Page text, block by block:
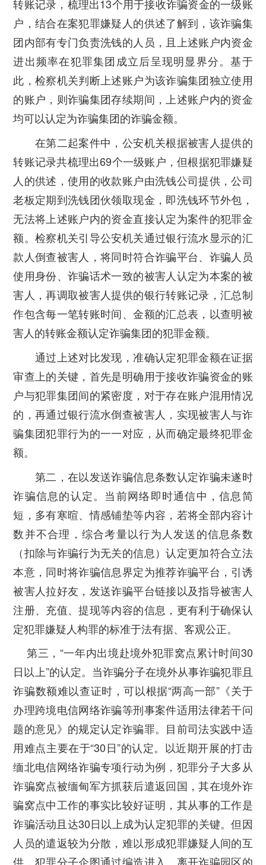
转账记录，梳理出13个用于接收诈骗资金的一级账
户，结合在案犯罪嫌疑人的供述了解到，该诈骗集
团内部有专门负责洗钱的人员，且上述账户内资金
进出频率在犯罪集团成立后呈现明显界分。基于
此，检察机关判断上述账户为该诈骗集团独立使用
的账户，则诈骗集团存续期间，上述账户内的资金
均可以认定为诈骗集团的诈骗金额。
在第二起案件中，公安机关根据被害人提供的
转账记录共梳理出69个一级账户，但根据犯罪嫌疑
人的供述，使用的收款账户由洗钱公司提供，公司
老板定期到洗钱团伙领取现金，即洗钱环节外包，
无法将上述账户内的资金直接认定为案件的犯罪金
额。检察机关引导公安机关通过银行流水显示的汇
款人倒查被害人，将同时符合诈骗平台、诈骗人员
使用身份、诈骗话术一致的被害人认定为本案的被
害人，再调取被害人提供的银行转账记录，汇总制
作包含每一笔转账时间、金额的汇总表，以查明被
害人的转账金额认定诈骗集团的犯罪金额。
通过上述对比发现，准确认定犯罪金额在证据
审查上的关键，首先是明确用于接收诈骗资金的账
户与犯罪集团间的紧密度，对于存在账户混用情况
的，再通过银行流水倒查被害人，实现被害人与诈
骗集团犯罪行为的一一对应，从而确定最终犯罪金
额。
第二，在以发送诈骗信息条数认定诈骗未遂时
诈骗信息的认定。当前网络即时通信中，信息简
短，多有寒暄、情感铺垫等内容，若将全部内容计
数并不合理，综合考量以行为人发送的信息条数
（扣除与诈骗行为无关的信息）认定更加符合立法
本意，同时将诈骗信息界定为推荐诈骗平台，引诱
被害人拉好友，发送诈骗平台链接以及指导被害人
注册、充值、提现等内容的信息，更有利于确保认
定犯罪嫌疑人构罪的标准于法有据、客观公正。
第三，“一年内出境赴境外犯罪窝点累计时间30
日以上”的认定。当诈骗分子在境外从事诈骗犯罪且
诈骗数额难以查证时，可以根据“两高一部”《关于
办理跨境电信网络诈骗等刑事案件适用法律若干问
题的意见》的规定认定诈骗罪。目前司法实践中适
用难点主要在于“30日”的认定。以近期开展的打击
缅北电信网络诈骗专项行动为例，犯罪分子大多从
诈骗窝点被缅甸军方抓获后遣返回国，其在境外诈
骗窝点中工作的事实比较好证明，其从事的工作是
诈骗活动且达30日以上成为认定犯罪的关键。但因
人员的遣返较为分散，难以形成犯罪嫌疑人间的互
供，犯罪分子企图通过编造进入、离开诈骗园区的